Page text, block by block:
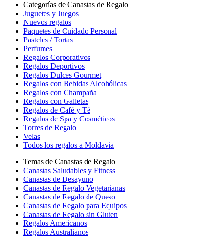
Categorías de Canastas de Regalo
Juguetes y Juegos
Nuevos regalos
Paquetes de Cuidado Personal
Pasteles / Tortas
Perfumes
Regalos Corporativos
Regalos Deportivos
Regalos Dulces Gourmet
Regalos con Bebidas Alcohólicas
Regalos con Champaña
Regalos con Galletas
Regalos de Café y Té
Regalos de Spa y Cosméticos
Torres de Regalo
Velas
Todos los regalos a Moldavia
Temas de Canastas de Regalo
Canastas Saludables y Fitness
Canastas de Desayuno
Canastas de Regalo Vegetarianas
Canastas de Regalo de Queso
Canastas de Regalo para Equipos
Canastas de Regalo sin Gluten
Regalos Americanos
Regalos Australianos